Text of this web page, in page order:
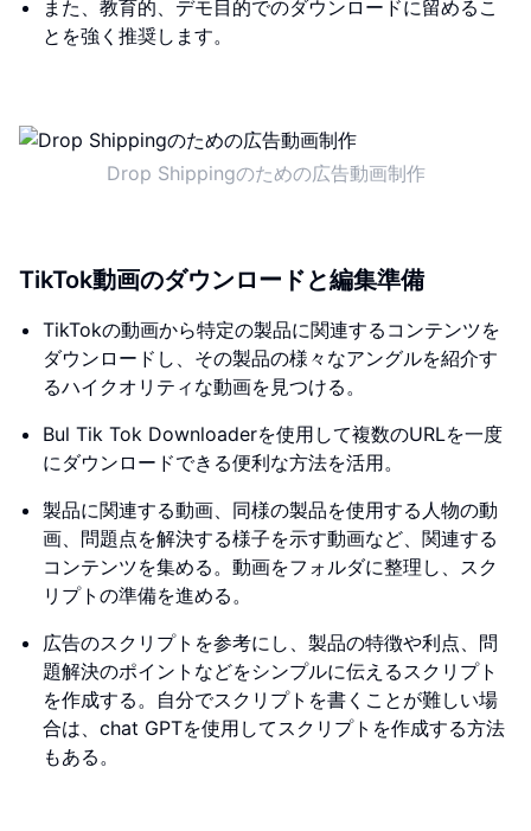
また、教育的、デモ目的でのダウンロードに留めるこ
とを強く推奨します。
Drop Shippingのための広告動画制作
TikTok動画のダウンロードと編集準備
TikTokの動画から特定の製品に関連するコンテンツを
ダウンロードし、その製品の様々なアングルを紹介す
るハイクオリティな動画を見つける。
Bul Tik Tok Downloaderを使用して複数のURLを一度
にダウンロードできる便利な方法を活用。
製品に関連する動画、同様の製品を使用する人物の動
画、問題点を解決する様子を示す動画など、関連する
コンテンツを集める。動画をフォルダに整理し、スク
リプトの準備を進める。
広告のスクリプトを参考にし、製品の特徴や利点、問
題解決のポイントなどをシンプルに伝えるスクリプト
を作成する。自分でスクリプトを書くことが難しい場
合は、chat GPTを使用してスクリプトを作成する方法
もある。